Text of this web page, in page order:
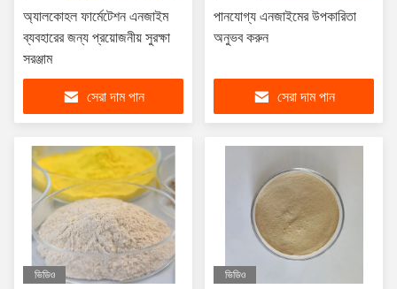
অ্যালকোহল ফার্মেটেশন এনজাইম
ব্যবহারের জন্য প্রয়োজনীয় সুরক্ষা
সরঞ্জাম
সেরা দাম পান
পানযোগ্য এনজাইমের উপকারিতা
অনুভব করুন
সেরা দাম পান
ভিডিও ভিডিও